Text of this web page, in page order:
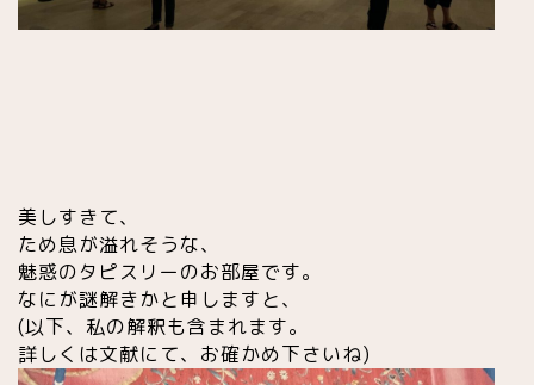
美しすきて、
ため息が溢れそうな、
魅惑のタピスリーのお部屋です。
なにが謎解きかと申しますと、
(以下、私の解釈も含まれます。
詳しくは文献にて、お確かめ下さいね)